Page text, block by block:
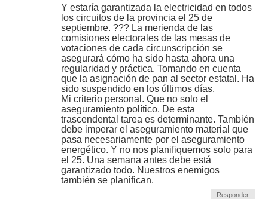
Y estaría garantizada la electricidad en todos
los circuitos de la provincia el 25 de
septiembre. ??? La merienda de las
comisiones electorales de las mesas de
votaciones de cada circunscripción se
asegurará cómo ha sido hasta ahora una
regularidad y práctica. Tomando en cuenta
que la asignación de pan al sector estatal. Ha
sido suspendido en los últimos días.
Mi criterio personal. Que no solo el
aseguramiento político. De esta
trascendental tarea es determinante. También
debe imperar el aseguramiento material que
pasa necesariamente por el aseguramiento
energético. Y no nos planifiquemos solo para
el 25. Una semana antes debe está
garantizado todo. Nuestros enemigos
también se planifican.
Responder